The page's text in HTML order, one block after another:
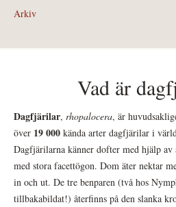
Arkiv
Vad är
Dagfjärilar, rhopalocera, är
över 19 000 kända arter dagfjärilar i
Dagfjärilarna känner dofter med hjälp av
med stora facettögon. Dom äter nektar
in och ut. De tre benparen (två hos
tillbakabildat!) återfinns på den slanka